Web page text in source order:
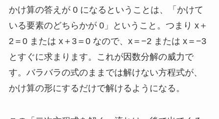
かけ算の答えが 0 になるということは、「かけて
いる要素のどちらかが 0」ということ。つまり x＋
2＝0 または x＋3＝0 なので、x＝−2 または x＝−3
とすぐに求まります。これが因数分解の威力で
す。バラバラの式のままでは解けない方程式が、
かけ算の形にするだけで解けるようになる。